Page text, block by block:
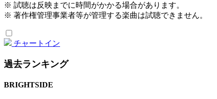
※ 試聴は反映までに時間がかかる場合があります。
※ 著作権管理事業者等が管理する楽曲は試聴できません。
チャートイン
過去ランキング
BRIGHTSIDE